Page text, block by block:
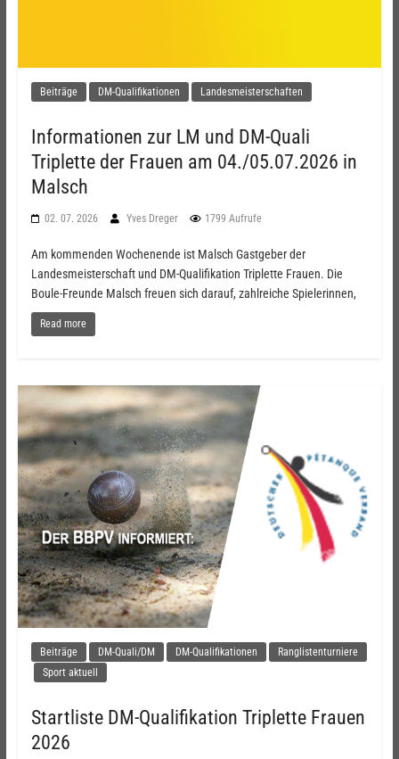
Beiträge DM-Qualifikationen Landesmeisterschaften
Informationen zur LM und DM-Quali
Triplette der Frauen am 04./05.07.2026 in
Malsch
02. 07. 2026 Yves Dreger 1799 Aufrufe
Am kommenden Wochenende ist Malsch Gastgeber der
Landesmeisterschaft und DM-Qualifikation Triplette Frauen. Die
Boule-Freunde Malsch freuen sich darauf, zahlreiche Spielerinnen,
Read more
Beiträge DM-Quali/DM DM-Qualifikationen
Ranglistenturniere
Sport aktuell
Startliste DM-Qualifikation Triplette Frauen
2026